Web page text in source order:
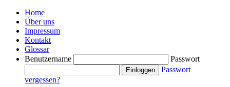
Home
Über uns
Impressum
Kontakt
Glossar
Benutzername
Passwort
Passwort
vergessen?